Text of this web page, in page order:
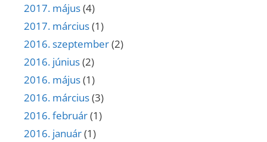
2017. május(4)
2017. március(1)
2016. szeptember(2)
2016. június(2)
2016. május(1)
2016. március(3)
2016. február(1)
2016. január(1)